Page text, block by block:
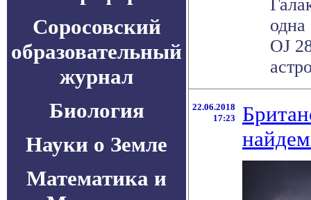
Соросовский
образовательный
журнал
Биология
Науки о Земле
Математика и
одна
OJ
22.06.2018
17:23